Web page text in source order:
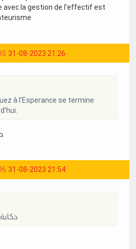
avec la gestion de l’effectif est
31-08-2023 21:26
à l’Esperance se termine
31-08-2023 21:54